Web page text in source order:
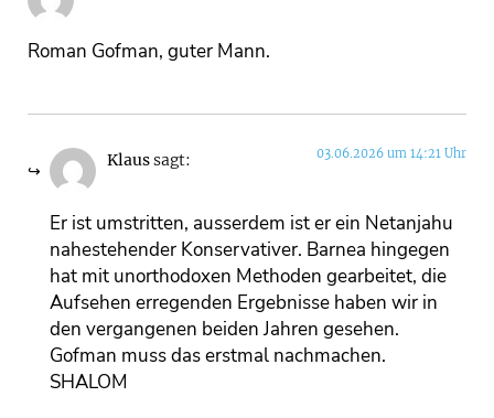
Roman Gofman, guter Mann.
Klaussagt: 03.06.2026 um 14:21 Uhr
Er ist umstritten, ausserdem ist er ein Netanjahu
nahestehender Konservativer. Barnea hingegen
hat mit unorthodoxen Methoden gearbeitet, die
Aufsehen erregenden Ergebnisse haben wir in
den vergangenen beiden Jahren gesehen.
Gofman muss das erstmal nachmachen.
SHALOM